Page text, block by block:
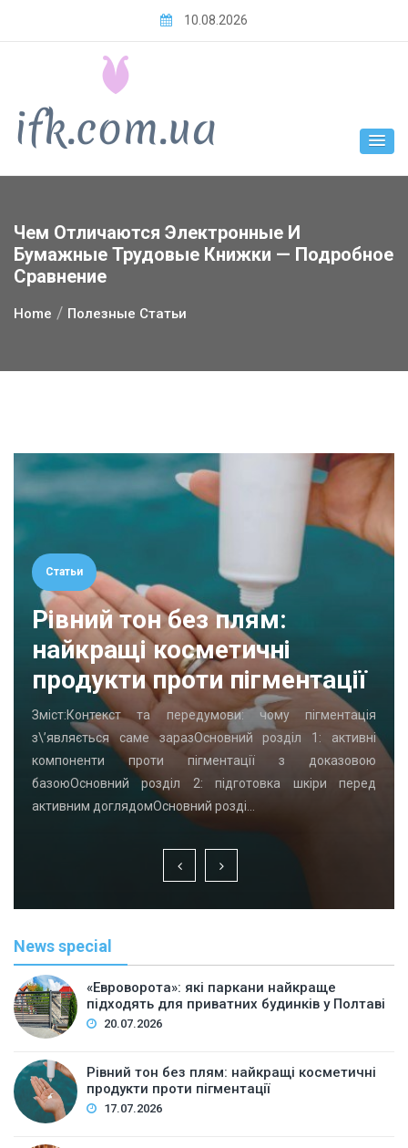
10.08.2026
Чем Отличаются Электронные И
Бумажные Трудовые Книжки — Подробное
Сравнение
Home Полезные Статьи
Статьи
Рівний тон без плям:
найкращі косметичні
продукти проти пігментації
Зміст:Контекст та передумови: чому пігментація
з\’являється саме заразОсновний розділ 1: активні
компоненти проти пігментації з доказовою
базоюОсновний розділ 2: підготовка шкіри перед
активним доглядомОсновний розді…
News special
«Евроворота»: які паркани найкраще
підходять для приватних будинків у Полтаві
20.07.2026
Рівний тон без плям: найкращі косметичні
продукти проти пігментації
17.07.2026